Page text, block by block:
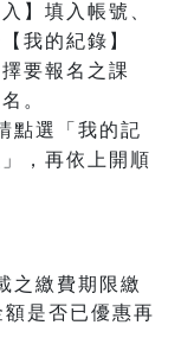
】填入帳號、
我的紀錄】
要報名之課
。
點選「我的記
，再依上開順
之繳費期限繳
是否已優惠再